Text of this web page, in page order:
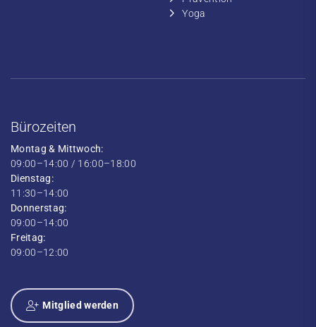
Yoga
Bürozeiten
Montag & Mittwoch:
09:00–14:00 / 16:00–18:00
Dienstag:
11:30–14:00
Donnerstag:
09:00–14:00
Freitag:
09:00–12:00
Mitglied werden